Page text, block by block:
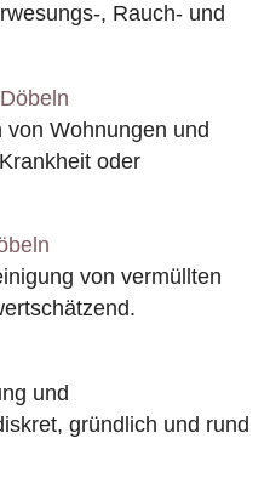
, Rauch- und
Wohnungen und
oder
von vermüllten
und
gründlich und rund